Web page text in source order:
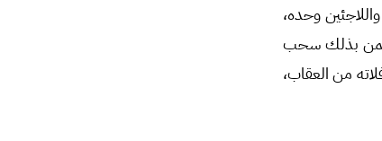
وحده،
بذلك سحب
من العقاب،